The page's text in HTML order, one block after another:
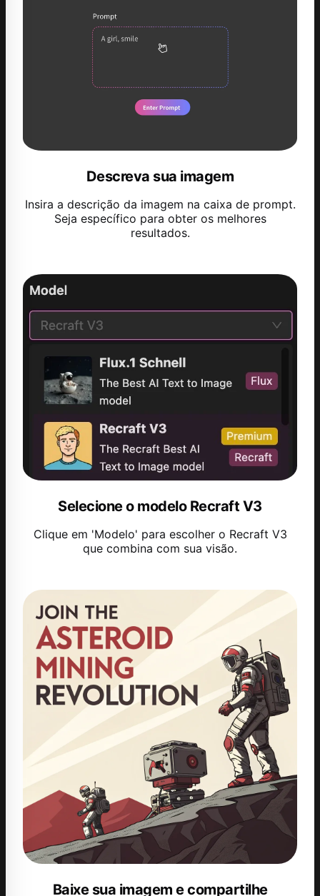
Descreva sua imagem
Insira a descrição da imagem na caixa de prompt.
Seja específico para obter os melhores
resultados.
Selecione o modelo Recraft V3
Clique em 'Modelo' para escolher o Recraft V3
que combina com sua visão.
Baixe sua imagem e compartilhe